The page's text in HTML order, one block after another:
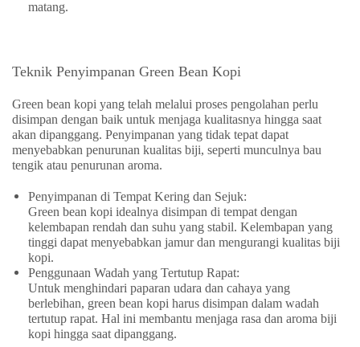
matang.
Teknik Penyimpanan Green Bean Kopi
Green bean kopi yang telah melalui proses pengolahan perlu
disimpan dengan baik untuk menjaga kualitasnya hingga saat
akan dipanggang. Penyimpanan yang tidak tepat dapat
menyebabkan penurunan kualitas biji, seperti munculnya bau
tengik atau penurunan aroma.
Penyimpanan di Tempat Kering dan Sejuk:
Green bean kopi idealnya disimpan di tempat dengan
kelembapan rendah dan suhu yang stabil. Kelembapan yang
tinggi dapat menyebabkan jamur dan mengurangi kualitas biji
kopi.
Penggunaan Wadah yang Tertutup Rapat:
Untuk menghindari paparan udara dan cahaya yang
berlebihan, green bean kopi harus disimpan dalam wadah
tertutup rapat. Hal ini membantu menjaga rasa dan aroma biji
kopi hingga saat dipanggang.